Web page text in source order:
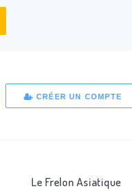
CRÉER UN COMPTE
Le Frelon Asiatique